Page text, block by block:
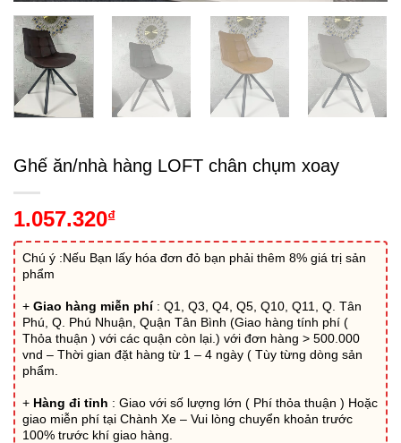
Ghế ăn/nhà hàng LOFT chân chụm xoay
1.057.320₫
Chú ý :Nếu Bạn lấy hóa đơn đỏ bạn phải thêm 8% giá trị sản
phẩm
+ Giao hàng miễn phí: Q1, Q3, Q4, Q5, Q10, Q11, Q. Tân
Phú, Q. Phú Nhuận, Quận Tân Bình (Giao hàng tính phí (
Thỏa thuận ) với các quận còn lại.) với đơn hàng > 500.000
vnd – Thời gian đặt hàng từ 1 – 4 ngày ( Tùy từng dòng sản
phẩm.
+ Hàng đi tỉnh : Giao với số lượng lớn ( Phí thỏa thuận ) Hoặc
giao miễn phí tại Chành Xe – Vui lòng chuyển khoản trước
100% trước khí giao hàng.